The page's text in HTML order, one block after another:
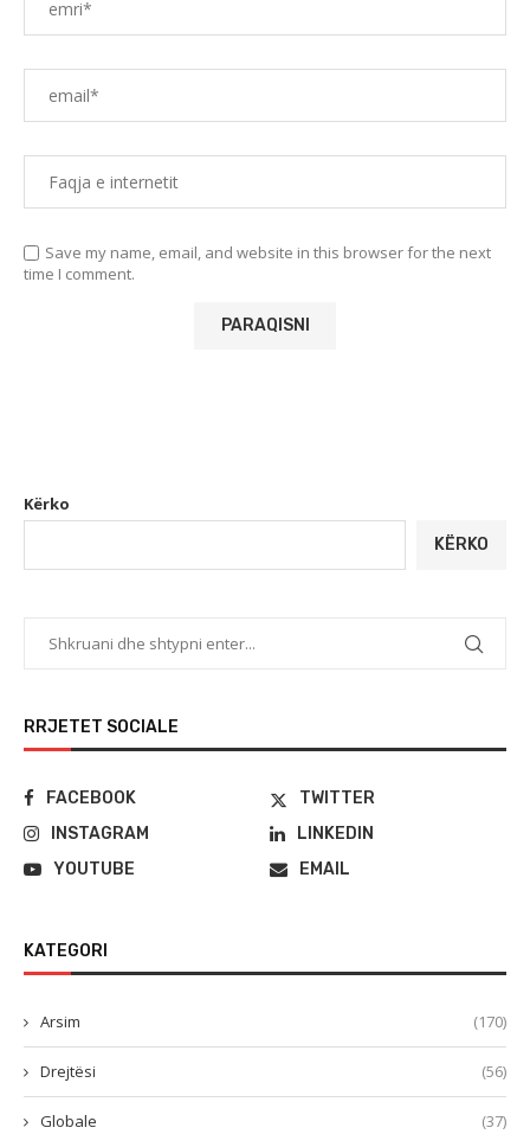
Save my name, email, and website in this browser for the next
time I comment.
Kërko
KËRKO
RRJETET SOCIALE
FACEBOOK
TWITTER
INSTAGRAM
LINKEDIN
YOUTUBE
EMAIL
KATEGORI
Arsim (170)
Drejtësi (56)
Globale (37)